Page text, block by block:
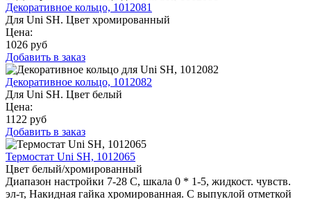
Декоративное кольцо, 1012081
Для Uni SH. Цвет хромированный
Цена:
1026 руб
Добавить в заказ
Декоративное кольцо, 1012082
Для Uni SH. Цвет белый
Цена:
1122 руб
Добавить в заказ
Термостат Uni SH, 1012065
Цвет белый/хромированный
Диапазон настройки 7-28 C, шкала 0 * 1-5, жидкост. чувств.
эл-т, Накидная гайка хромированная. С выпуклой отметкой